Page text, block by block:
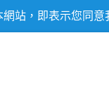
站，即表示您同意